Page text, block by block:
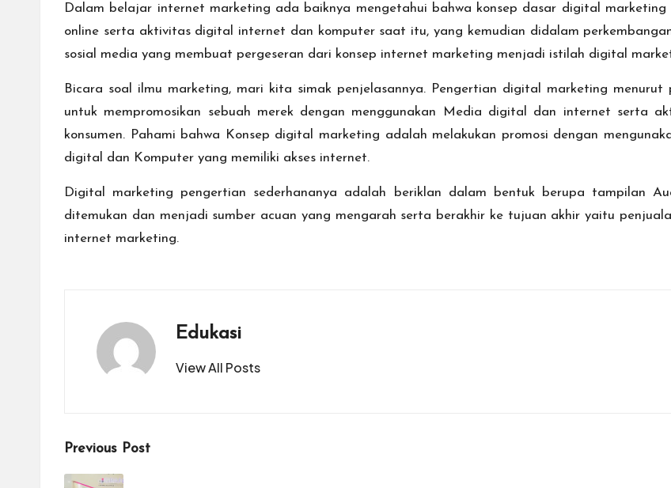
Dalam belajar internet marketing ada baiknya mengetahui bahwa konsep dasar digital
online serta aktivitas digital internet dan komputer saat itu, yang kemudian didalam
sosial media yang membuat pergeseran dari konsep internet marketing menjadi istilah digital
Bicara soal ilmu marketing, mari kita simak penjelasannya. Pengertian digital marketing
untuk mempromosikan sebuah merek dengan menggunakan Media digital dan internet serta
konsumen. Pahami bahwa Konsep digital marketing adalah melakukan promosi dengan
digital dan Komputer yang memiliki akses internet.
Digital marketing pengertian sederhananya adalah beriklan dalam bentuk berupa tampilan
ditemukan dan menjadi sumber acuan yang mengarah serta berakhir ke tujuan akhir yaitu
internet marketing.
Edukasi
View All Posts
Post
Previous Post